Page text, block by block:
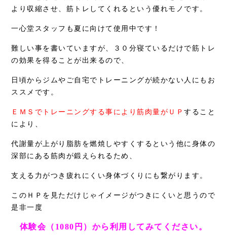
より収縮させ、筋トレしてくれるという優れモノです。
一心堂スタッフも夏に向けて使用中です！
難しい事を書いていますが、３０分寝ているだけで筋トレ
の効果を得ることが出来るので、
日頃からジムやご自宅でトレーニングが続かない人にもお
ススメです。
ＥＭＳでトレーニングする事により筋肉量がＵＰすること
により、
代謝量が上がり脂肪を燃焼しやすくするという他に身体の
深部にある筋肉が鍛えられるため、
支える力がつき疲れにくい身体づくりにも繋がります。
このＨＰを見ただけじゃイメージがつきにくいと思うので
是非一度
体験会（1080円）から利用してみてください。